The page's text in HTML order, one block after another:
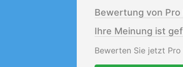
Bewertung von Pro
Ihre Meinung ist
Bewerten Sie jetzt